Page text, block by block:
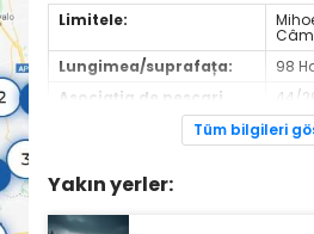
Limitele:
Lungimea/suprafața:
98
Asociația de pescari
44/
Tüm bilgileri
Yakın yerler: